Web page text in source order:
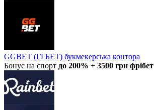
GGBET (ГГБЕТ) букмекерська контора
Бонус на спорт до 200% + 3500 грн фрібет